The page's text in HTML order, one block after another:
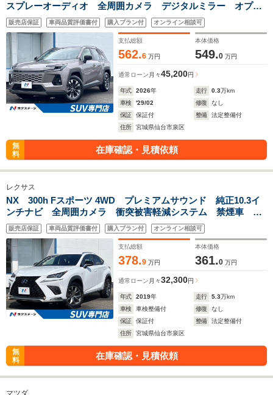
スプレーオーディオ 全周囲カメラ デジタルミラー オプシ
ョンドライバーモニター機能 合皮シート/ベンチレーション/シ
ートヒーター ハンズフリーパワーバックドア
販売店保証 車両品質評価書付 購入プラン付 オンライン相談可
支払総額
562.6 万円
本体価格
549.0 万円
通常ローン 月々45,200円
年式 2026年 走行 0.3万km
車検
'29/02 修復
なし
保証
保証付 整備
法定整備付
住所
宮城県仙台市泉区
無
料
在庫確認・見積依頼
レクサス
NX 300h Fスポーツ 4WD プレミアムサウンド 純正10.3イ
ンチナビ 全周囲カメラ 衝突被害軽減システム 禁煙車 三
眼LEDヘッド 電動リアゲート 赤革シート シートエアコ
ン 全席パワーシート ブラインドスポットモニター
販売店保証 車両品質評価書付 購入プラン付 オンライン相談可
支払総額
378.9 万円
本体価格
361.0 万円
通常ローン 月々32,300円
年式 2019年 走行 5.3万km
車検
車検整備付 修復
なし
保証
保証付 整備
法定整備付
住所
宮城県仙台市泉区
無
料
在庫確認・見積依頼
マツダ